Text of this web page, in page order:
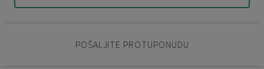
POŠALJITE PROTUPONUDU